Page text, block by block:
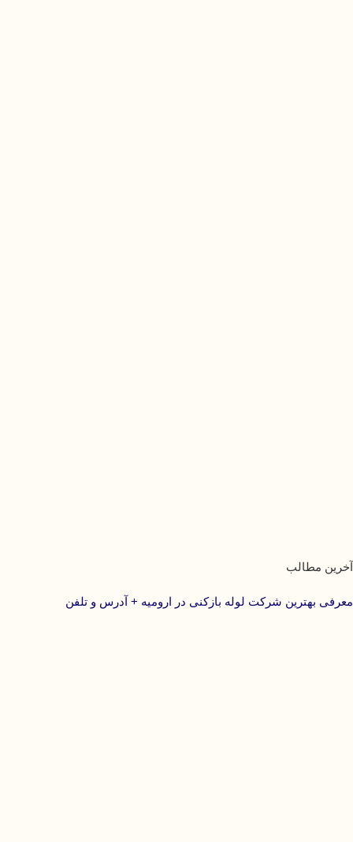
آخرین مطالب
معرفی بهترین شرکت لوله بازکنی در ارومیه + آدرس و تلفن